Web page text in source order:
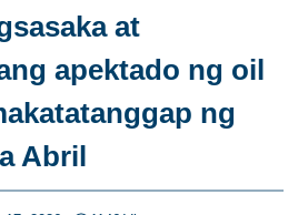
at
apektado ng oil
ng
Abril